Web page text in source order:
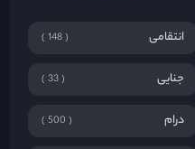
انتقامی 148
جنایی 33
درام 500